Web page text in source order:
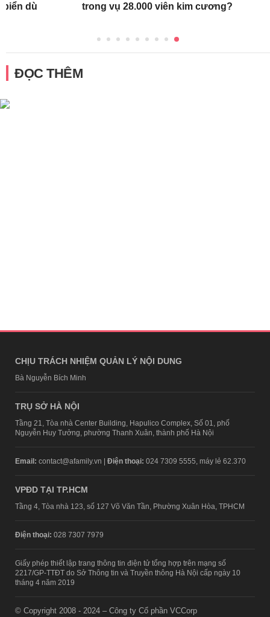
biển dù
trong vụ 28.000 viên kim cương?
ĐỌC THÊM
CHỊU TRÁCH NHIỆM QUẢN LÝ NỘI DUNG
Bà Nguyễn Bích Minh
TRỤ SỞ HÀ NỘI
Tầng 21, Tòa nhà Center Building, Hapulico Complex, Số 01, phố
Nguyễn Huy Tưởng, phường Thanh Xuân, thành phố Hà Nội
Email: contact@afamily.vn | Điện thoại: 024 7309 5555, máy lẻ 62.370
VPĐD TẠI TP.HCM
Tầng 4, Tòa nhà 123, số 127 Võ Văn Tần, Phường Xuân Hòa, TPHCM
Điện thoại: 028 7307 7979
Giấy phép thiết lập trang thông tin điện tử tổng hợp trên mạng số
2217/GP-TTĐT do Sở Thông tin và Truyền thông Hà Nội cấp ngày 10
tháng 4 năm 2019
© Copyright 2008 - 2024 – Công ty Cổ phần VCCorp